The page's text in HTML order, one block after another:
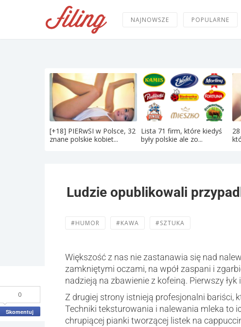
NAJNOWSZE POPULARNE
[+18] PIERwSI w Polsce, 32
znane polskie kobiet...
Lista 71 firm, które kiedyś
były polskie ale zo...
Ludzie opublikowali
#HUMOR #KAWA #SZTUKA
0
Skomentuj
Większość z nas nie zastanawia się nad
zamkniętymi oczami, na wpół zaspani i
nadzieją na zbawienie z kofeiną. Pierwszy
Z drugiej strony istnieją profesjonalni bariści,
Techniki teksturowania i nalewania mleka to
chrupiącej pianki tworzącej listek na